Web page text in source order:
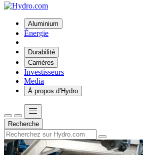
Aluminium
Énergie
Durabilité
Carrières
Investisseurs
Media
À propos d’Hydro
Recherche